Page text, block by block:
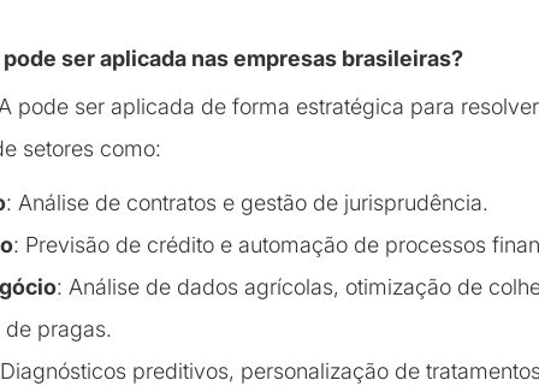
pode ser aplicada nas empresas brasileiras?
pode ser aplicada de forma estratégica para
setores como:
: Análise de contratos e gestão de jurisprudência.
: Previsão de crédito e automação de processos
: Análise de dados agrícolas, otimização de
de pragas.
preditivos, personalização de